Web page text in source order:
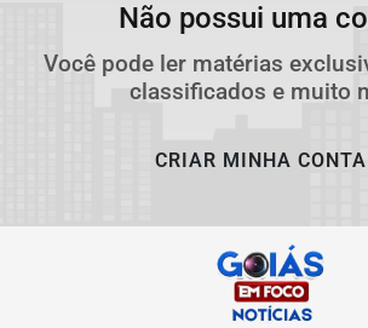
Não possui uma
Você pode ler matérias
classificados e muito
CRIAR MINHA CONTA